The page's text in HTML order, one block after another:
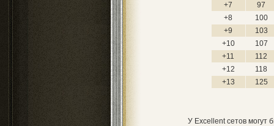
+7
97
+8
100
+9
103
+10
107
+11
112
+12
118
+13
125
У Excellent сетов могут